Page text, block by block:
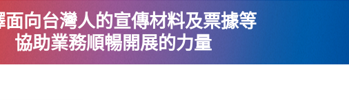
面向台灣人的宣傳材料及票據等
協助業務順暢開展的力量